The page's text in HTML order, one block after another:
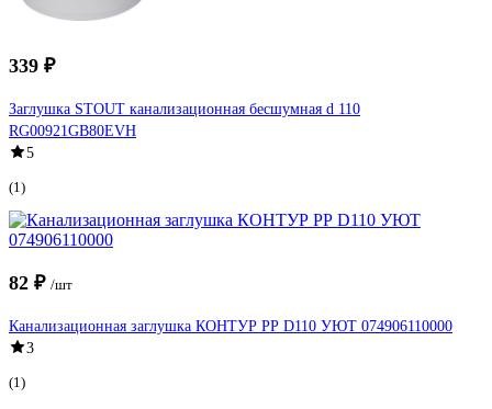
339 ₽
Заглушка STOUT канализационная бесшумная d 110
RG00921GB80EVH
5
(1)
82 ₽ /шт
Канализационная заглушка КОНТУР РР D110 УЮТ 074906110000
3
(1)